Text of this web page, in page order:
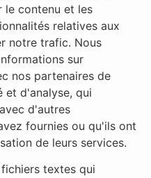
le contenu et les
relatives aux
notre trafic. Nous
sur
nos partenaires de
et d'analyse, qui
d'autres
fournies ou qu'ils ont
de leurs services.
textes qui